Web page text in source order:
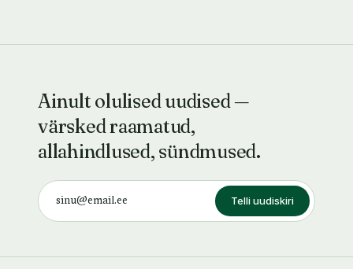
Ainult olulised uudised —
värsked raamatud,
allahindlused, sündmused.
Telli uudiskiri